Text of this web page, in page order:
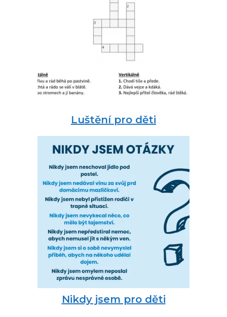
Luštění pro děti
Nikdy jsem pro děti